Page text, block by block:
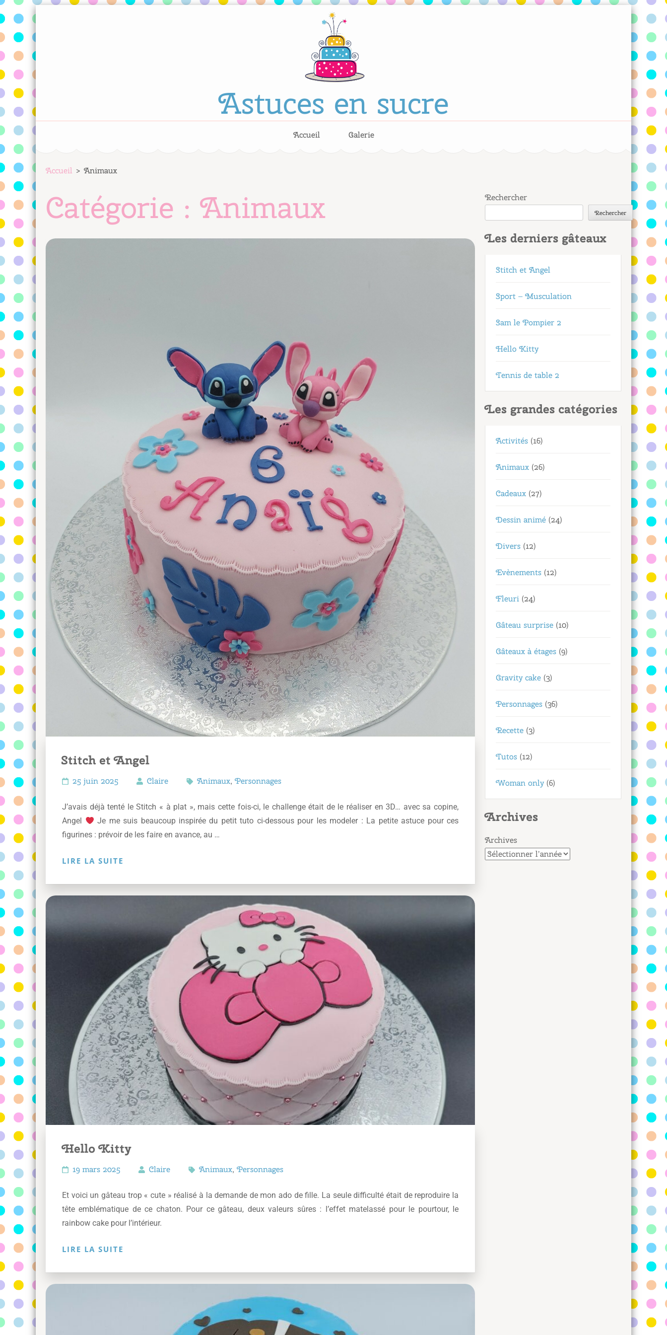
Aller
au
(Pressez
Astuces en sucre
Accueil Galerie
Accueil > Animaux
Catégorie : Animaux
Stitch et Angel
25 juin 2025 Claire Animaux, Personnages
J’avais déjà tenté le Stitch « à plat », mais cette fois-ci, le challenge était de le réaliser en 3D… avec sa copine,
Angel
Je me suis beaucoup inspirée du petit tuto ci-dessous pour les modeler : La petite astuce pour ces
figurines : prévoir de les faire en avance, au …
LIRE LA SUITE
Hello Kitty
19 mars 2025 Claire Animaux, Personnages
Et voici un gâteau trop « cute » réalisé à la demande de mon ado de fille. La seule difficulté était de reproduire la
tête emblématique de ce chaton. Pour ce gâteau, deux valeurs sûres : l’effet matelassé pour le pourtour, le
rainbow cake pour l’intérieur.
LIRE LA SUITE
Rechercher
Rechercher
Les derniers gâteaux
Stitch et Angel
Sport – Musculation
Sam le Pompier 2
Hello Kitty
Tennis de table 2
Les grandes catégories
Activités (16)
Animaux (26)
Cadeaux (27)
Dessin animé (24)
Divers (12)
Evènements (12)
Fleuri (24)
Gâteau surprise (10)
Gâteaux à étages (9)
Gravity cake (3)
Personnages (36)
Recette (3)
Tutos (12)
Woman only(6)
Archives
Archives